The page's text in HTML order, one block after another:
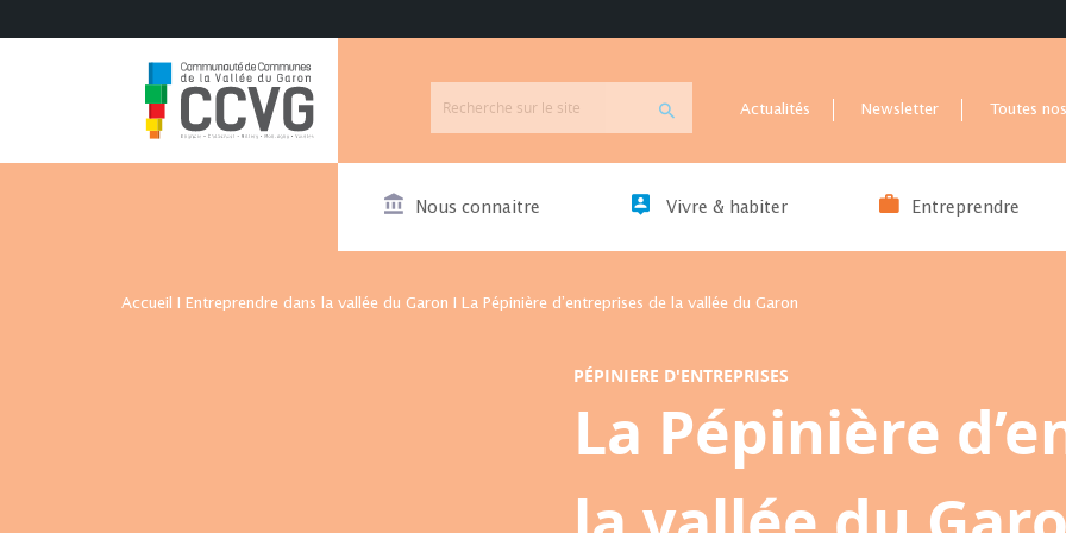
Actualités Newsletter Toutes
Nous connaitre Vivre & habiter Entreprendre
Accueil Entreprendre dans la vallée du Garon La Pépinière d’entreprises de la vallée du Garon
PÉPINIERE D'ENTREPRISES
La Pépinière